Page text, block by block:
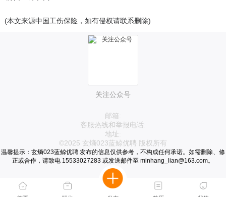
(本文来源中国工伤保险，如有侵权请联系删除)
关注公众号
邮箱:
客服热线和举报电话:
地址:
©2025 玄熵023蓝鲸优聘 版权所有
温馨提示：玄熵023蓝鲸优聘 发布的信息仅供参考，不构成任何承诺。如需删除、修
正或合作，请致电 15533027283 或发送邮件至 minhang_lian@163.com。